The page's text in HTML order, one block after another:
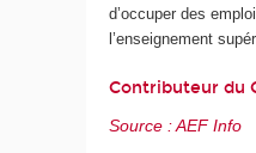
d’occuper des
l’enseignement
Contributeur du
Source : AEF Info